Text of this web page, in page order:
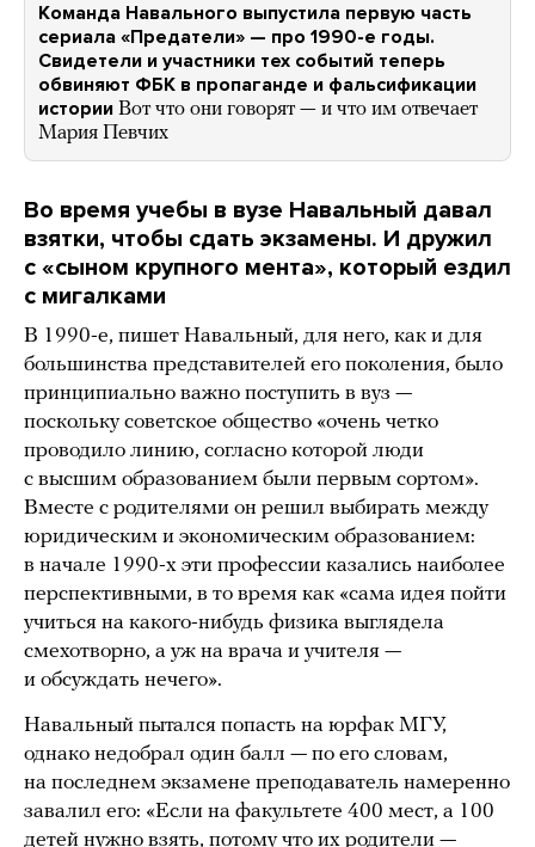
Команда Навального выпустила первую часть
сериала «Предатели» — про 1990-е годы.
Свидетели и участники тех событий теперь
обвиняют ФБК в пропаганде и фальсификации
истории Вот что они говорят — и что им отвечает
Мария Певчих
Во время учебы в вузе Навальный давал
взятки, чтобы сдать экзамены. И дружил
с «сыном крупного мента», который ездил
с мигалками
В 1990-е, пишет Навальный, для него, как и для
большинства представителей его поколения, было
принципиально важно поступить в вуз —
поскольку советское общество «очень четко
проводило линию, согласно которой люди
с высшим образованием были первым сортом».
Вместе с родителями он решил выбирать между
юридическим и экономическим образованием:
в начале 1990-х эти профессии казались наиболее
перспективными, в то время как «сама идея пойти
учиться на какого-нибудь физика выглядела
смехотворно, а уж на врача и учителя —
и обсуждать нечего».
Навальный пытался попасть на юрфак МГУ,
однако недобрал один балл — по его словам,
на последнем экзамене преподаватель намеренно
завалил его: «Если на факультете 400 мест, а 100
детей нужно взять, потому что их родители —